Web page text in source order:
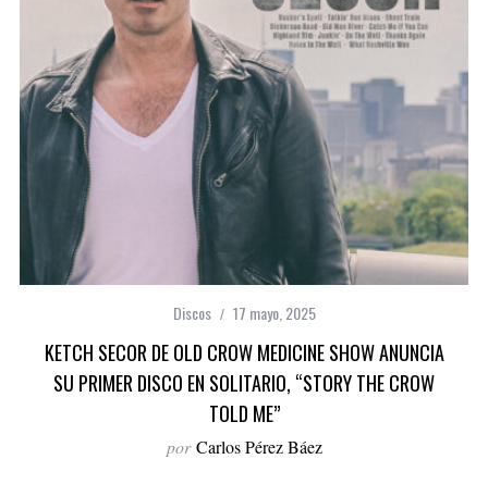
Discos 17 mayo, 2025
KETCH SECOR DE OLD CROW MEDICINE SHOW ANUNCIA
SU PRIMER DISCO EN SOLITARIO, “STORY THE CROW
TOLD ME”
por Carlos Pérez Báez